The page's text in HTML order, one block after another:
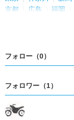
京都
広島 福岡
フォロー（0）
フォロワー（1）